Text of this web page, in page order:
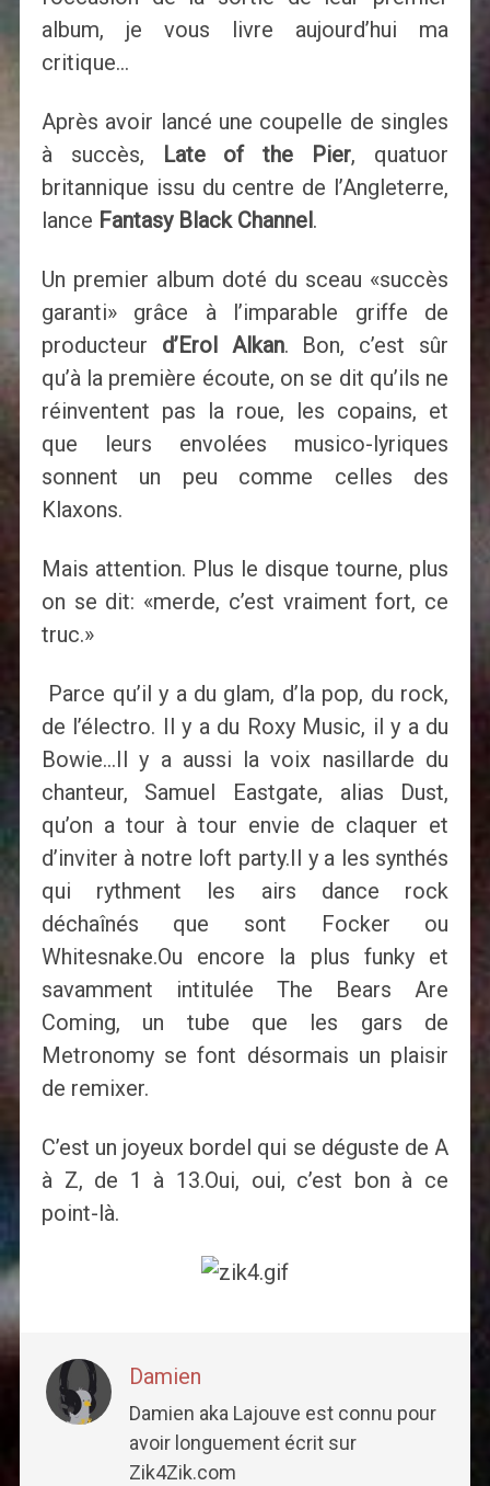
album, je vous livre aujourd’hui ma
critique…
Après avoir lancé une coupelle de singles
à succès, Late of the Pier, quatuor
britannique issu du centre de l’Angleterre,
lance Fantasy Black Channel.
Un premier album doté du sceau «succès
garanti» grâce à l’imparable griffe de
producteur d’Erol Alkan. Bon, c’est sûr
qu’à la première écoute, on se dit qu’ils ne
réinventent pas la roue, les copains, et
que leurs envolées musico-lyriques
sonnent un peu comme celles des
Klaxons.
Mais attention. Plus le disque tourne, plus
on se dit: «merde, c’est vraiment fort, ce
truc.»
Parce qu’il y a du glam, d’la pop, du rock,
de l’électro. Il y a du Roxy Music, il y a du
Bowie…Il y a aussi la voix nasillarde du
chanteur, Samuel Eastgate, alias Dust,
qu’on a tour à tour envie de claquer et
d’inviter à notre loft party.Il y a les synthés
qui rythment les airs dance rock
déchaînés que sont Focker ou
Whitesnake.Ou encore la plus funky et
savamment intitulée The Bears Are
Coming, un tube que les gars de
Metronomy se font désormais un plaisir
de remixer.
C’est un joyeux bordel qui se déguste de A
à Z, de 1 à 13.Oui, oui, c’est bon à ce
point-là.
Damien
Damien aka Lajouve est connu pour
avoir longuement écrit sur
Zik4Zik.com